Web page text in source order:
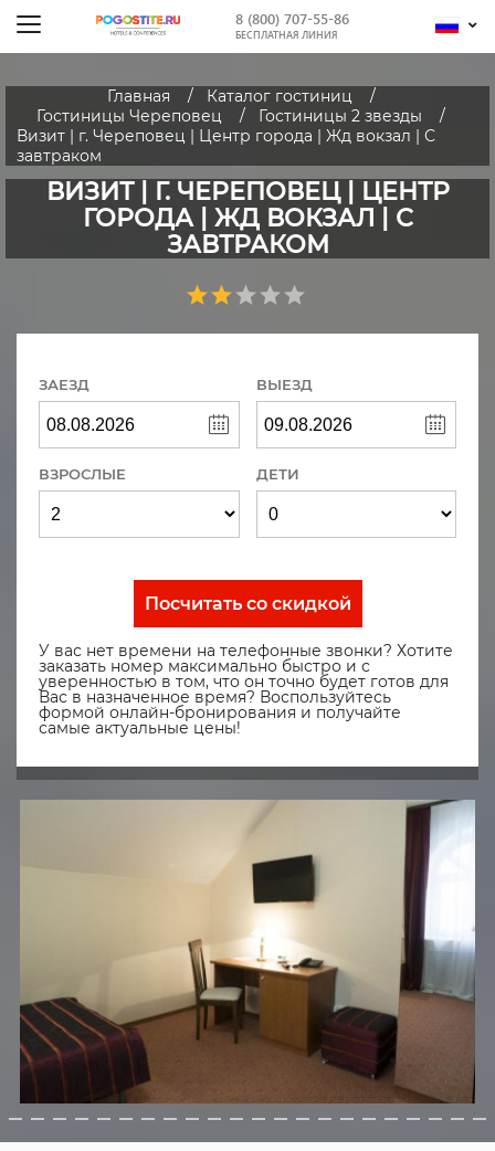
8 (800) 707-55-86
БЕСПЛАТНАЯ ЛИНИЯ
Главная
Каталог гостиниц
Гостиницы Череповец
Гостиницы 2 звезды
Визит | г. Череповец | Центр города | Жд вокзал | С
завтраком
ВИЗИТ | Г. ЧЕРЕПОВЕЦ | ЦЕНТР
ГОРОДА | ЖД ВОКЗАЛ | С
ЗАВТРАКОМ
ЗАЕЗД ВЫЕЗД
ВЗРОСЛЫЕ ДЕТИ
Посчитать со скидкой
У вас нет времени на телефонные звонки? Хотите
заказать номер максимально быстро и с
уверенностью в том, что он точно будет готов для
Вас в назначенное время? Воспользуйтесь
формой онлайн-бронирования и получайте
самые актуальные цены!